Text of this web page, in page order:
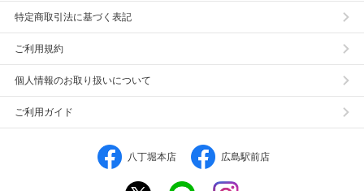
特定商取引法に基づく表記
ご利用規約
個人情報のお取り扱いについて
ご利用ガイド
八丁堀本店 広島駅前店